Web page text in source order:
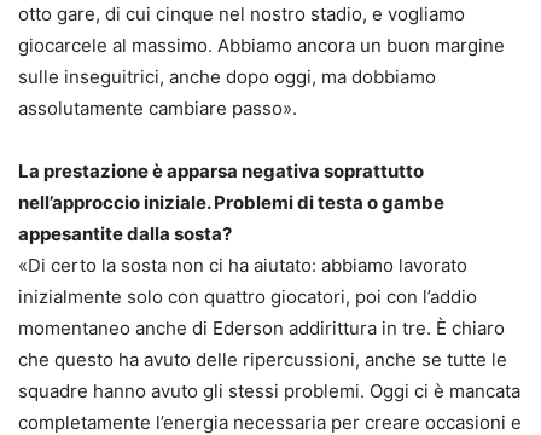
otto gare, di cui cinque nel nostro stadio, e vogliamo
giocarcele al massimo. Abbiamo ancora un buon margine
sulle inseguitrici, anche dopo oggi, ma dobbiamo
assolutamente cambiare passo».
La prestazione è apparsa negativa soprattutto
nell’approccio iniziale. Problemi di testa o gambe
appesantite dalla sosta?
«Di certo la sosta non ci ha aiutato: abbiamo lavorato
inizialmente solo con quattro giocatori, poi con l’addio
momentaneo anche di Ederson addirittura in tre. È chiaro
che questo ha avuto delle ripercussioni, anche se tutte le
squadre hanno avuto gli stessi problemi. Oggi ci è mancata
completamente l’energia necessaria per creare occasioni e